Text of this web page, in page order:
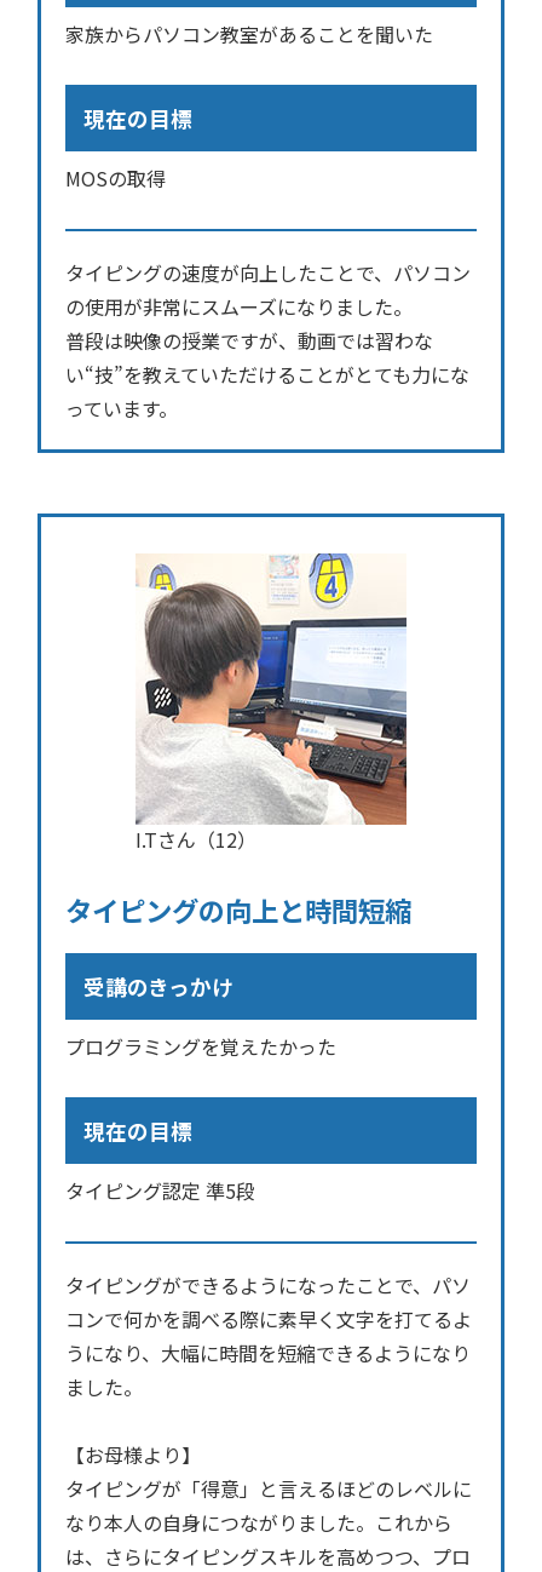
家族からパソコン教室があることを聞いた
現在の目標
MOSの取得
タイピングの速度が向上したことで、パソコン
の使用が非常にスムーズになりました。
普段は映像の授業ですが、動画では習わな
い“技”を教えていただけることがとても力にな
っています。
I.Tさん（12）
タイピングの向上と時間短縮
受講のきっかけ
プログラミングを覚えたかった
現在の目標
タイピング認定 準5段
タイピングができるようになったことで、パソ
コンで何かを調べる際に素早く文字を打てるよ
うになり、大幅に時間を短縮できるようになり
ました。
【お母様より】
タイピングが「得意」と言えるほどのレベルに
なり本人の自身につながりました。これから
は、さらにタイピングスキルを高めつつ、プロ